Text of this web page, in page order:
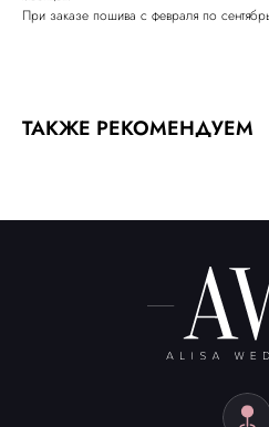
При заказе пошива с февраля по
ТАКЖЕ РЕКОМЕНДУЕМ